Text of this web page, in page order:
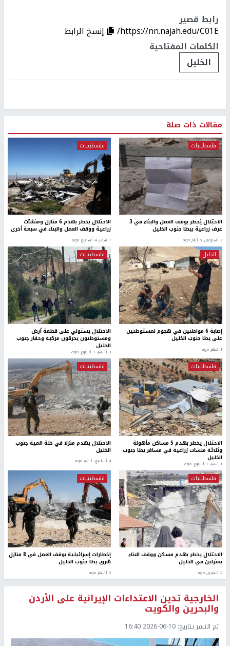
رابط قصير
https://nn.najah.edu/C01E/
إنسخ الرابط
الكلمات المفتاحية
الخليل
مقالات ذات صلة
فلسطينيات
الاحتلال يُخطر بوقف العمل والبناء في 3
غرف زراعية بيطا جنوب الخليل
2 أسبوعين، 6 أيام ago
فلسطينيات
الاحتلال يخطر بهدم 6 منازل ومنشآت
زراعية ووقف العمل والبناء في سبعة أخرى
1 شهر، 4 أسابيع ago
الخليل
إصابة 6 مواطنين في هجوم لمستوطنين
على يطا جنوب الخليل
1 شهر ago
فلسطينيات
الاحتلال يستولي على قطعة أرض
ومستوطنون يحرقون مركبة وحفار جنوب
الخليل
3 أشهر، 1 اسبوع. ago
فلسطينيات
الاحتلال يخطر بهدم 5 مساكن مأهولة
وثلاثة منشآت زراعية في مسافر يطا جنوب
الخليل
1 شهر، 1 اسبوع. ago
فلسطينيات
الاحتلال يهدم منزلا في خلة المية جنوب
الخليل
4 أسابيع، 1 يوم ago
فلسطينيات
الاحتلال يخطر بهدم مسكن ووقف البناء
بمنزلين في الخليل
2 شهرين ago
فلسطينيات
إخطارات إسرائيلية بوقف العمل في 8 منازل
شرق يطا جنوب الخليل
3 أشهر ago
الخارجية تدين الاعتداءات الإيرانية على الأردن
والبحرين والكويت
تم النشر بتاريخ: 2026-06-10 16:40